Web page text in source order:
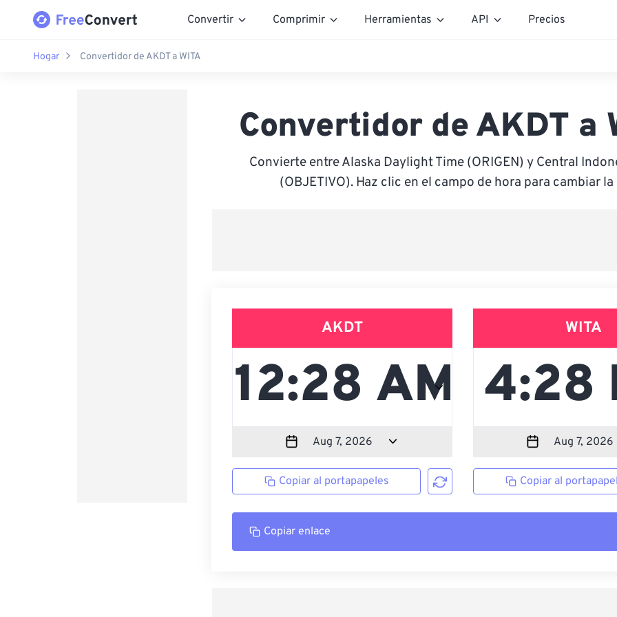
Convertir Comprimir Herramientas API Precios
Hogar Convertidor de AKDT a WITA
Convertidor de AKDT a
Convierte entre Alaska Daylight Time (ORIGEN) y Central
(OBJETIVO). Haz clic en el campo de hora para cambiar la
AKDT
Copiar al portapapeles
WITA
Copiar al
Copiar enlace